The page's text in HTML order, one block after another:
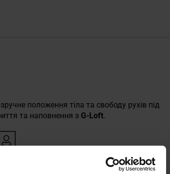
положення тіла та свободу рухів під
та наповнення з G-Loft.